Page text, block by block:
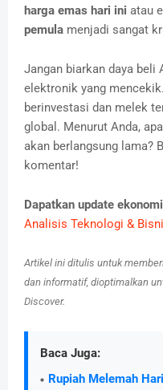
harga emas hari ini atau
pemula menjadi sangat
Jangan biarkan daya beli
elektronik yang
berinvestasi dan melek
global. Menurut Anda,
akan berlangsung lama?
komentar!
Dapatkan update
Analisis Teknologi &
Artikel ini ditulis untuk
dan informatif, dioptimalkan
Discover.
Baca Juga:
Rupiah Melemah